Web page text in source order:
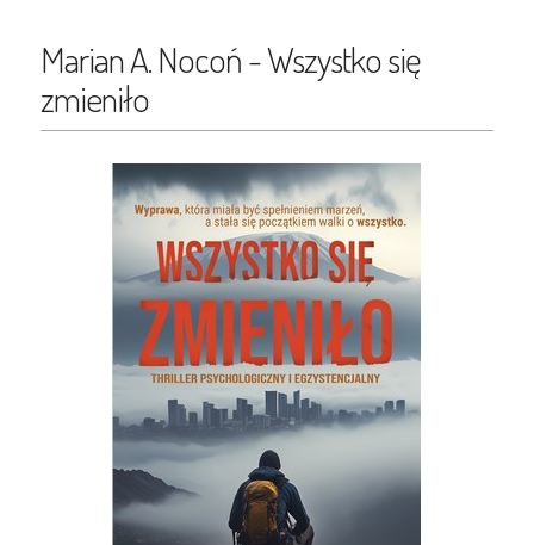
Marian A. Nocoń - Wszystko się
zmieniło